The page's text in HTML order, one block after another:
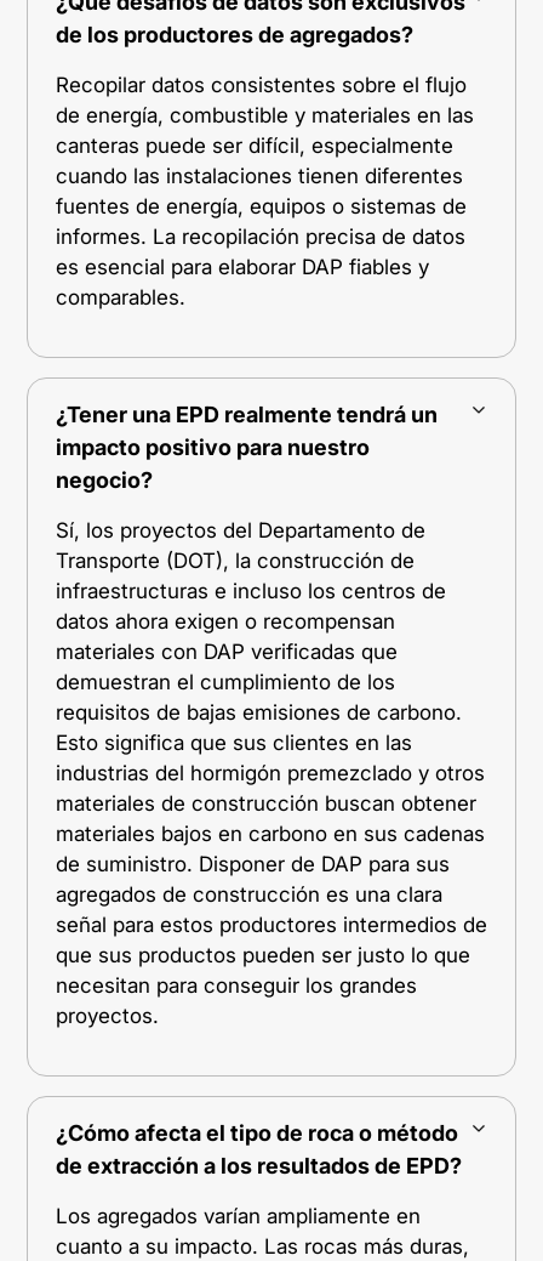
de los productores de agregados?
Recopilar datos consistentes sobre el flujo
de energía, combustible y materiales en las
canteras puede ser difícil, especialmente
cuando las instalaciones tienen diferentes
fuentes de energía, equipos o sistemas de
informes. La recopilación precisa de datos
es esencial para elaborar DAP fiables y
comparables.
¿Tener una EPD realmente tendrá un
impacto positivo para nuestro
negocio?
Sí, los proyectos del Departamento de
Transporte (DOT), la construcción de
infraestructuras e incluso los centros de
datos ahora exigen o recompensan
materiales con DAP verificadas que
demuestran el cumplimiento de los
requisitos de bajas emisiones de carbono.
Esto significa que sus clientes en las
industrias del hormigón premezclado y otros
materiales de construcción buscan obtener
materiales bajos en carbono en sus cadenas
de suministro. Disponer de DAP para sus
agregados de construcción es una clara
señal para estos productores intermedios de
que sus productos pueden ser justo lo que
necesitan para conseguir los grandes
proyectos.
¿Cómo afecta el tipo de roca o método
de extracción a los resultados de EPD?
Los agregados varían ampliamente en
cuanto a su impacto. Las rocas más duras,